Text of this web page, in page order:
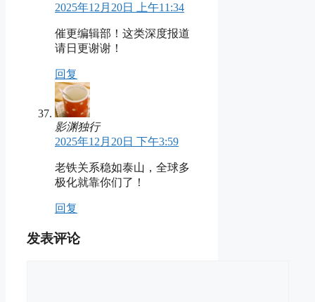
2025年12月20日 上午11:34
催更编辑部！这类深度报道
请日更谢谢！
回复
影渊独行
2025年12月20日 下午3:59
老铁关系稳如泰山，全球多
极化就靠你们了！
回复
发表评论